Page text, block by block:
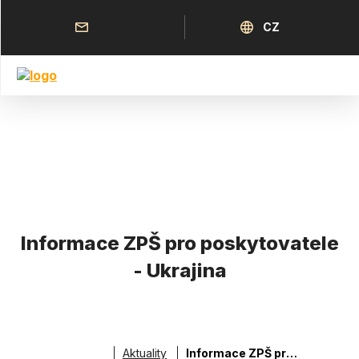
obsahu
Horní
menu
Jazyk
CZ
Informace ZPŠ pro poskytovatele
- Ukrajina
Aktuality Informace ZPŠ pro poskytovatele - Ukrajina